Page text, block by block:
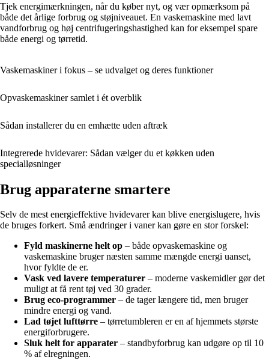
Tjek energimærkningen, når du køber nyt, og vær opmærksom på
både det årlige forbrug og støjniveauet. En vaskemaskine med lavt
vandforbrug og høj centrifugeringshastighed kan for eksempel spare
både energi og tørretid.
Vaskemaskiner i fokus – se udvalget og deres funktioner
Opvaskemaskiner samlet i ét overblik
Sådan installerer du en emhætte uden aftræk
Integrerede hvidevarer: Sådan vælger du et køkken uden
specialløsninger
Brug apparaterne smartere
Selv de mest energieffektive hvidevarer kan blive energislugere, hvis
de bruges forkert. Små ændringer i vaner kan gøre en stor forskel:
Fyld maskinerne helt op – både opvaskemaskine og
vaskemaskine bruger næsten samme mængde energi uanset,
hvor fyldte de er.
Vask ved lavere temperaturer – moderne vaskemidler gør det
muligt at få rent tøj ved 30 grader.
Brug eco-programmer – de tager længere tid, men bruger
mindre energi og vand.
Lad tøjet lufttørre – tørretumbleren er en af hjemmets største
energiforbrugere.
Sluk helt for apparater – standbyforbrug kan udgøre op til 10
% af elregningen.